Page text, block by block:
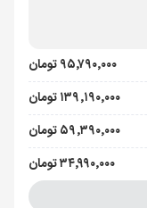
۹۵٬۷۹۰٬۰۰۰ تومان
۱۳۹٬۱۹۰٬۰۰۰ تومان
۵۹٬۳۹۰٬۰۰۰ تومان
۳۴٬۹۹۰٬۰۰۰ تومان